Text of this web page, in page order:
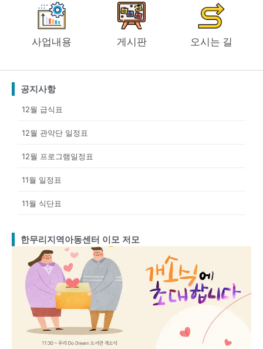
사업내용 게시판 오시는 길
공지사항
12월 급식표
12월 관악단 일정표
12월 프로그램일정표
11월 일정표
11월 식단표
한무리지역아동센터 이모 저모